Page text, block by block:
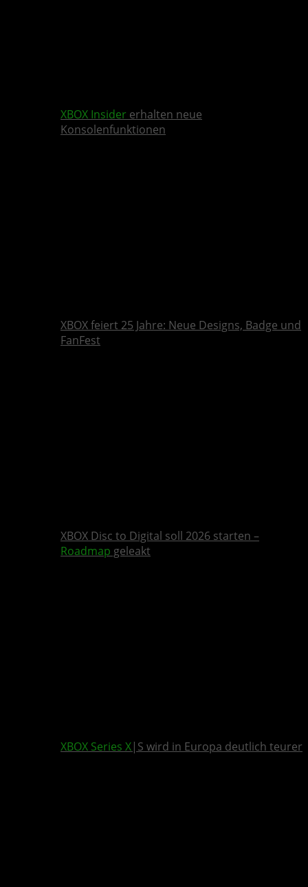
XBOX Insider erhalten neue
Konsolenfunktionen
XBOX feiert 25 Jahre: Neue Designs, Badge und
FanFest
XBOX Disc to Digital soll 2026 starten –
Roadmap geleakt
XBOX Series X|S wird in Europa deutlich teurer